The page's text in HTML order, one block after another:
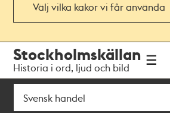
Välj vilka kakor vi får använda
navigationen
huvudinnehållet
Stockholmskällan
Historia i ord, ljud och bild
Sök